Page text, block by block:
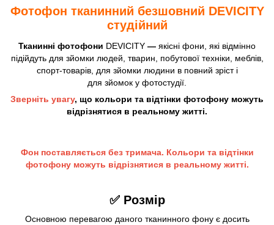
Фотофон тканинний безшовний DEVICITY
студійний
Тканинні фотофони DEVICITY — якісні фони, які відмінно
підійдуть для зйомки людей, тварин, побутової техніки, меблів,
спорт-товарів, для зйомки людини в повний зріст і
для зйомок у фотостудії.
Зверніть увагу, що кольори та відтінки фотофону можуть
відрізнятися в реальному житті.
Фон поставляється без тримача. Кольори та відтінки
фотофону можуть відрізнятися в реальному житті.
✅ Розмір
Основною перевагою даного тканинного фону є досить